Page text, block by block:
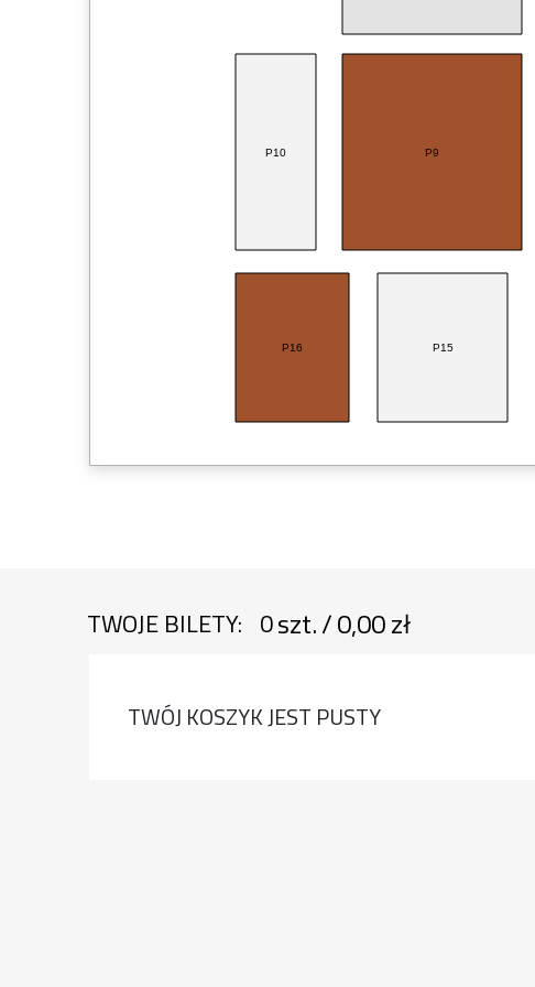
P9
P10
P15
P16
TWOJE BILETY: 0szt./0,00 zł
TWÓJ KOSZYK JEST PUSTY